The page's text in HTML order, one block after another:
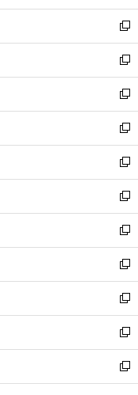
開
く
ウ
で
開
く
ン
ド
ウ
で
開
く
ウ
ィ
ン
ド
ウ
で
開
く
新
し
い
ウ
ィ
ン
ド
ウ
で
開
く
新
し
い
ウ
ィ
ン
ド
ウ
で
開
く
新
し
い
ウ
ィ
ン
ド
ウ
で
開
く
新
し
い
ウ
ィ
ン
ド
ウ
で
開
く
新
し
い
ウ
ィ
ン
ド
ウ
で
開
く
新
し
い
ウ
ィ
ン
ド
ウ
で
開
く
新
し
い
ウ
ィ
ン
ド
ウ
で
開
新
し
い
ウ
ィ
ン
ド
ウ
新
し
い
ウ
ィ
ン
新
し
い
ウ
新
し